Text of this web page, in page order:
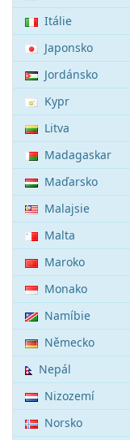
Itálie
Japonsko
Jordánsko
Kypr
Litva
Madagaskar
Maďarsko
Malajsie
Malta
Maroko
Monako
Namíbie
Německo
Nepál
Nizozemí
Norsko